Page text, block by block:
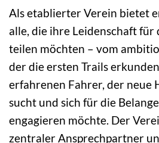
Als etablierter Verein bietet
alle, die ihre Leidenschaft
teilen möchten – vom
der die ersten Trails
erfahrenen Fahrer, der neue
sucht und sich für die
engagieren möchte. Der
zentraler Ansprechpartner